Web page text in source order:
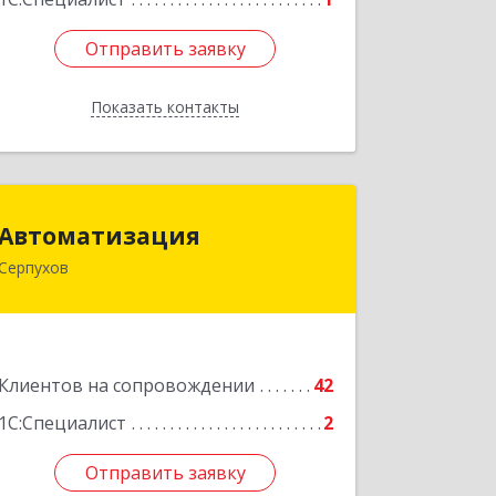
Отправить заявку
Показать контакты
Отправить заявку
Назад
Клиентов на сопровождении
42
1С:Специалист
2
Отправить заявку
142205, Московская обл, Серпухов г,
Отправить заявку